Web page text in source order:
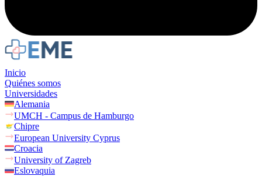
Inicio
Quiénes somos
Universidades
Alemania
UMCH - Campus de Hamburgo
Chipre
European University Cyprus
Croacia
University of Zagreb
Eslovaquia